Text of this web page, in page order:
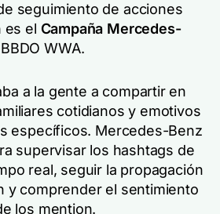
seguimiento de acciones
es el Campaña Mercedes-
WWA.
a la gente a compartir en
cotidianos y emotivos
específicos. Mercedes-Benz
supervisar los hashtags de
real, seguir la propagación
y comprender el sentimiento
los mention.